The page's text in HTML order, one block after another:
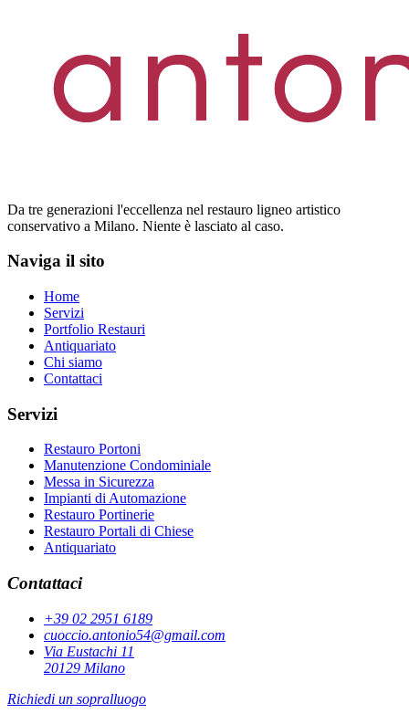
Da tre generazioni l'eccellenza nel restauro ligneo artistico
conservativo a Milano. Niente è lasciato al caso.
Naviga il sito
Home
Servizi
Portfolio Restauri
Antiquariato
Chi siamo
Contattaci
Servizi
Restauro Portoni
Manutenzione Condominiale
Messa in Sicurezza
Impianti di Automazione
Restauro Portinerie
Restauro Portali di Chiese
Antiquariato
Contattaci
+39 02 2951 6189
cuoccio.antonio54@gmail.com
Via Eustachi 11
20129 Milano
Richiedi un sopralluogo